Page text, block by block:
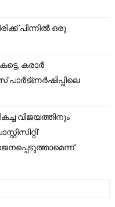
പിന്നിൽ ഒരു
കരാർ
വിജയത്തിനും